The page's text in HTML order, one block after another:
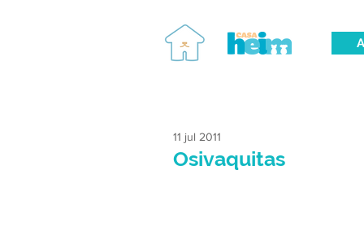
Osivaquitas
11 jul 2011